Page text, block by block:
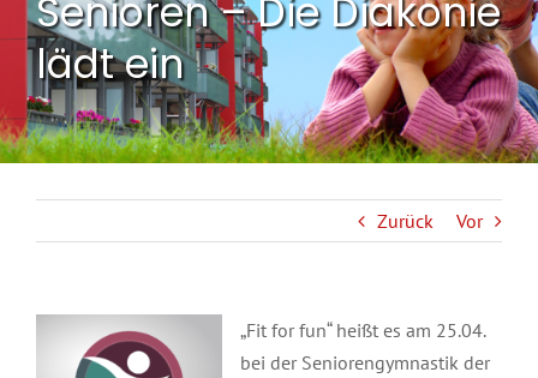
Senioren – Die Diakonie
lädt ein
Zurück Vor
„Fit for fun“ heißt es am 25.04.
bei der Seniorengymnastik der